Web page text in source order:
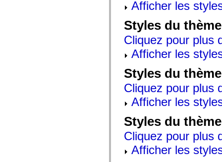
Afficher les
Styles du
Cliquez pour plus
Afficher les
Styles du
Cliquez pour plus
Afficher les
Styles du
Cliquez pour plus
Afficher les